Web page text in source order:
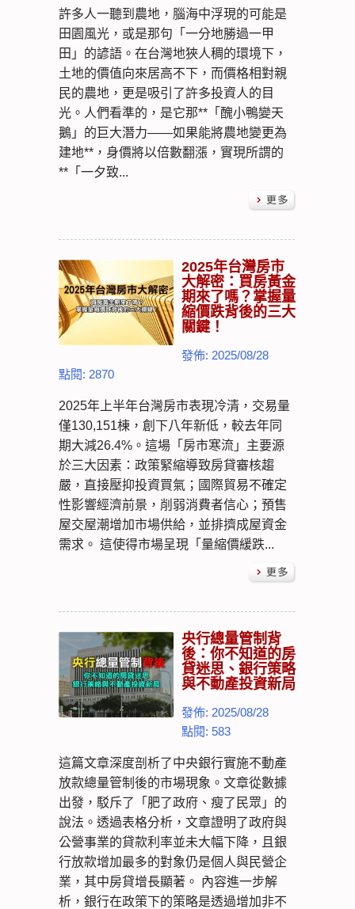
許多人一聽到農地，腦海中浮現的可能是
田園風光，或是那句「一分地勝過一甲
田」的諺語。在台灣地狹人稠的環境下，
土地的價值向來居高不下，而價格相對親
民的農地，更是吸引了許多投資人的目
光。人們看準的，是它那**「醜小鴨變天
鵝」的巨大潛力——如果能將農地變更為
建地**，身價將以倍數翻漲，實現所謂的
**「一夕致...
2025年台灣房市
大解密：買房黃金
期來了嗎？掌握量
縮價跌背後的三大
關鍵！
發佈: 2025/08/28
點閱: 2870
2025年上半年台灣房市表現冷清，交易量
僅130,151棟，創下八年新低，較去年同
期大減26.4%。這場「房市寒流」主要源
於三大因素：政策緊縮導致房貸審核趨
嚴，直接壓抑投資買氣；國際貿易不確定
性影響經濟前景，削弱消費者信心；預售
屋交屋潮增加市場供給，並排擠成屋資金
需求。 這使得市場呈現「量縮價緩跌...
央行總量管制背
後：你不知道的房
貸迷思、銀行策略
與不動產投資新局
發佈: 2025/08/28
點閱: 583
這篇文章深度剖析了中央銀行實施不動產
放款總量管制後的市場現象。文章從數據
出發，駁斥了「肥了政府、瘦了民眾」的
說法。透過表格分析，文章證明了政府與
公營事業的貸款利率並未大幅下降，且銀
行放款增加最多的對象仍是個人與民營企
業，其中房貸增長顯著。 內容進一步解
析，銀行在政策下的策略是透過增加非不